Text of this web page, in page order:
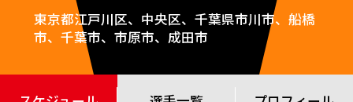
東京都江戸川区、中央区、千葉県市川市、船橋
市、千葉市、市原市、成田市